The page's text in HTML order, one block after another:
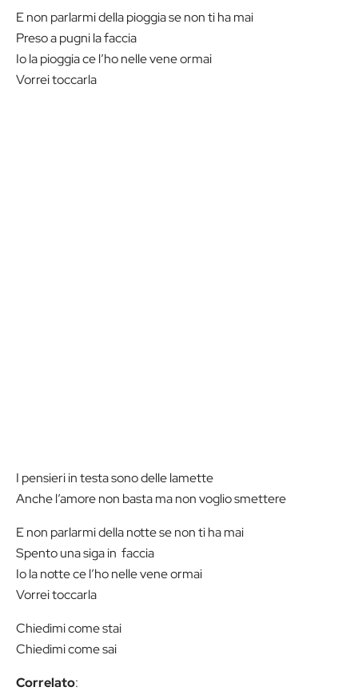
E non parlarmi della pioggia se non ti ha mai
Preso a pugni la faccia
Io la pioggia ce l’ho nelle vene ormai
Vorrei toccarla
I pensieri in testa sono delle lamette
Anche l’amore non basta ma non voglio smettere
E non parlarmi della notte se non ti ha mai
Spento una siga in faccia
Io la notte ce l’ho nelle vene ormai
Vorrei toccarla
Chiedimi come stai
Chiedimi come sai
Correlato: